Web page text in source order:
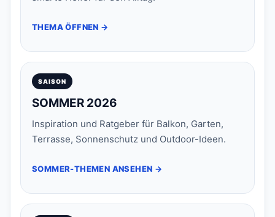
THEMA ÖFFNEN →
SAISON
SOMMER 2026
Inspiration und Ratgeber für Balkon, Garten,
Terrasse, Sonnenschutz und Outdoor-Ideen.
SOMMER-THEMEN ANSEHEN →